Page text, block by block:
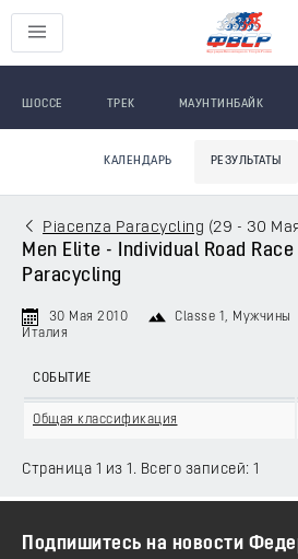
ШОССЕ ТРЕК МАУНТИНБАЙК
КАЛЕНДАРЬ РЕЗУЛЬТАТЫ
Piacenza Paracycling (29 - 30
Men Elite - Individual Road
Paracycling
30 Мая 2010 Classe 1 , Мужчины
Италия
СОБЫТИЕ
Общая классификация
Страница 1 из 1. Всего записей: 1
Подпишитесь на новости